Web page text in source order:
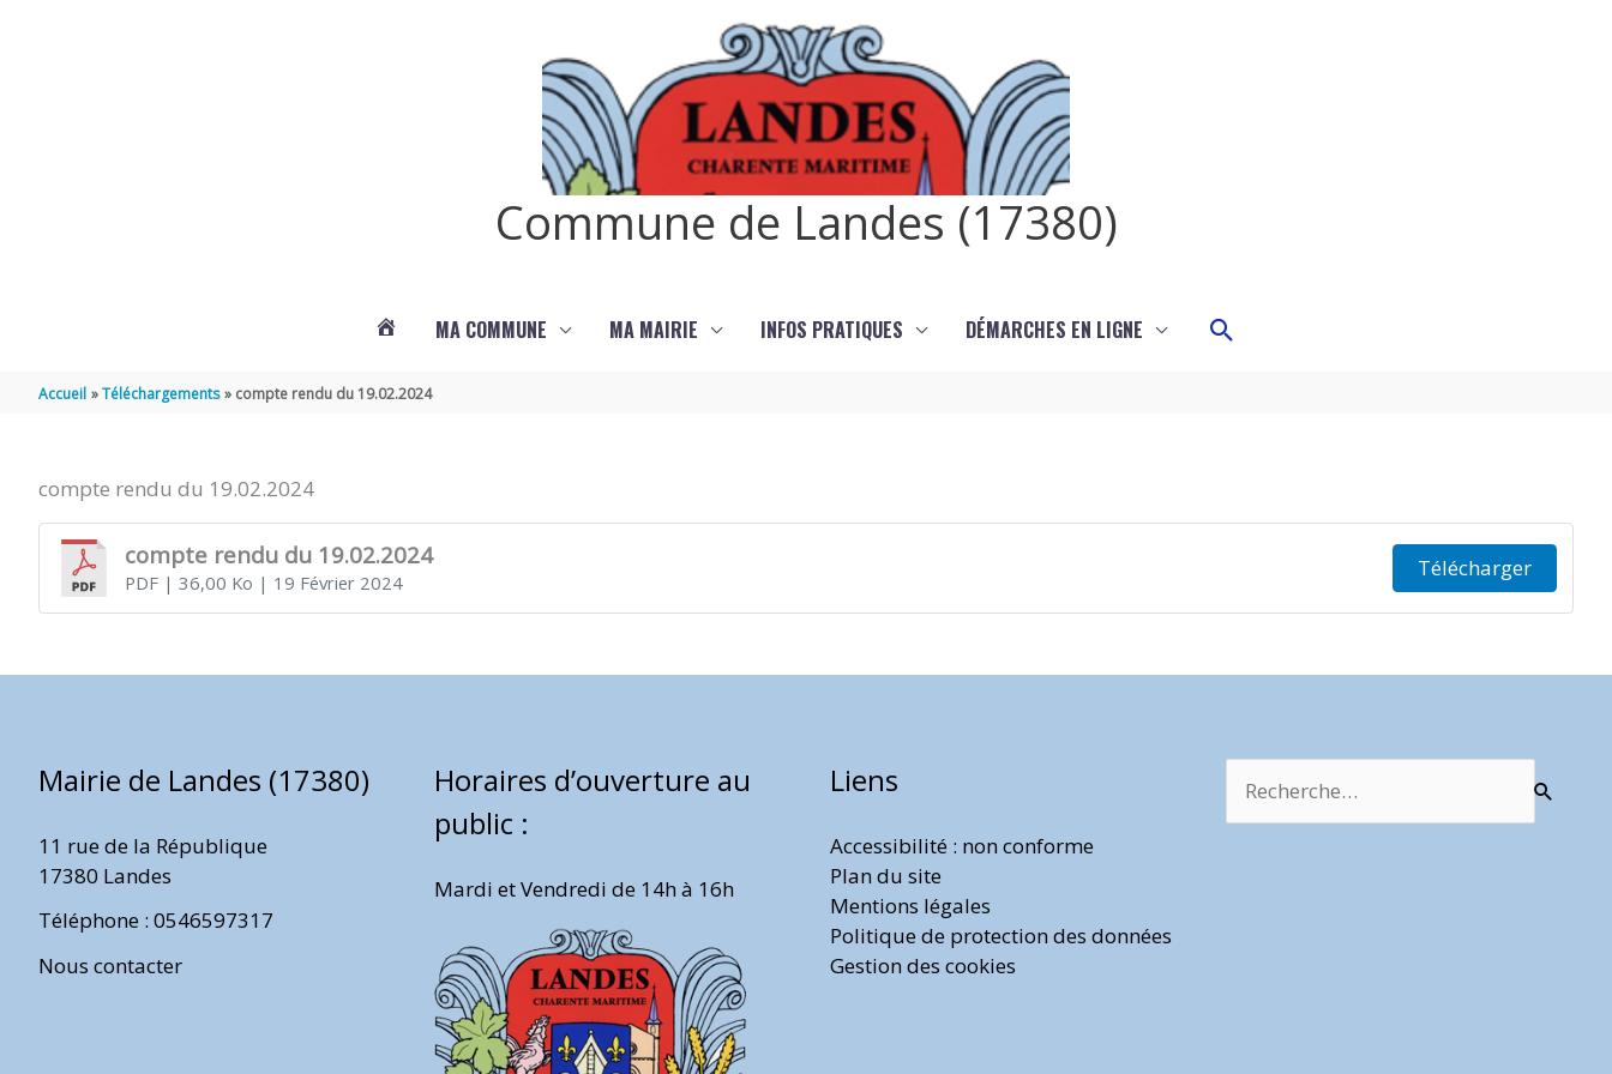
Commune de Landes (17380)
LANDES
(17380)
MA COMMUNE MA MAIRIE INFOS PRATIQUES DÉMARCHES EN LIGNE Rechercher
Accueil Téléchargements compte rendu du 19.02.2024
compte rendu du 19.02.2024
compte rendu du 19.02.2024
PDF| 36,00 Ko | 19 Février 2024
Télécharger
Mairie de Landes (17380)
11 rue de la République
17380 Landes
Téléphone : 0546597317
Nous contacter
Horaires d’ouverture au
public :
Mardi et Vendredi de 14h à 16h
Liens
Accessibilité : non conforme
Plan du site
Mentions légales
Politique de protection des données
Gestion des cookies